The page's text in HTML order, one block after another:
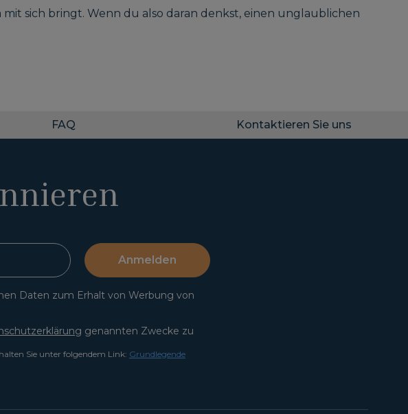
sich bringt. Wenn du also daran denkst, einen unglaublichen
FAQ Kontaktieren Sie uns
Anmelden
Daten zum Erhalt von Werbung von
genannten Zwecke zu
Sie unter folgendem Link: Grundlegende